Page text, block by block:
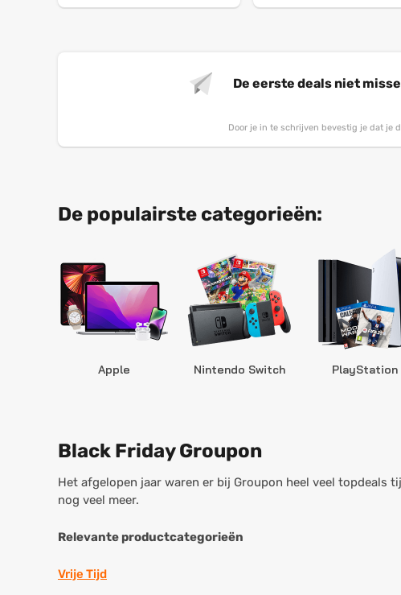
De eerste deals niet
Door je in te schrijven bevestig je dat je
De populairste categorieën:
Apple Nintendo Switch PlayStation
Black Friday Groupon
Het afgelopen jaar waren er bij Groupon heel veel
nog veel meer.
Relevante productcategorieën
Vrije Tijd